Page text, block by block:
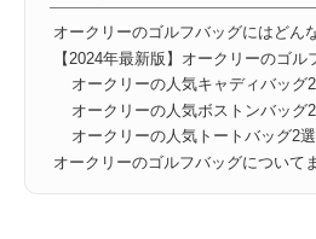
オークリーのゴルフバッグにはどん
【2024年最新版】オークリーのゴ
オークリーの人気キャディバッグ
オークリーの人気ボストンバッグ
オークリーの人気トートバッグ2選
オークリーのゴルフバッグについて